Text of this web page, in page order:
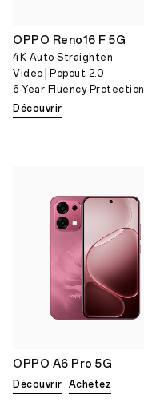
OPPO Reno16 F 5G
4K Auto Straighten
Video│Popout 2.0
6-Year Fluency Protection
Découvrir
OPPO A6 Pro 5G
Achetez
Découvrir